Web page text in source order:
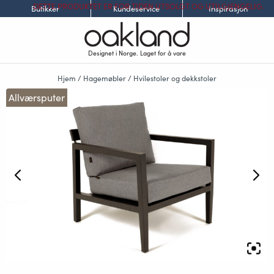
Butikker Kundeservice Inspirasjon
Designet i Norge. Laget for å vare
Hjem / Hagemøbler / Hvilestoler og dekkstoler
Allværsputer
DETTE PRODUKTET ER FOR TIDEN UTSOLGT OG UTILGJENGELIG.